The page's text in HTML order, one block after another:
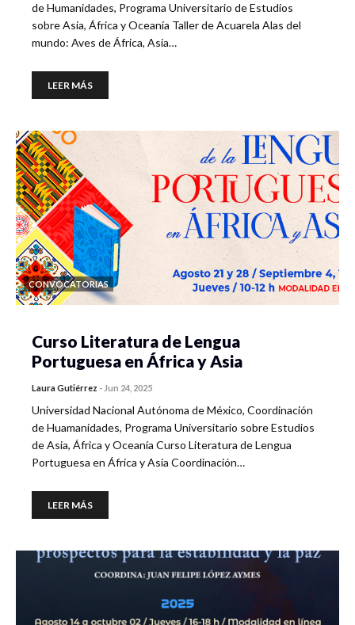
de Humanidades, Programa Universitario de Estudios
sobre Asia, África y Oceanía Taller de Acuarela Alas del
mundo: Aves de África, Asia…
LEER MÁS
CONVOCATORIAS
Curso Literatura de Lengua
Portuguesa en África y Asia
Laura Gutiérrez - Jun 24, 2025
Universidad Nacional Autónoma de México, Coordinación
de Huamanidades, Programa Universitario sobre Estudios
de Asia, África y Oceanía Curso Literatura de Lengua
Portuguesa en África y Asia Coordinación…
LEER MÁS